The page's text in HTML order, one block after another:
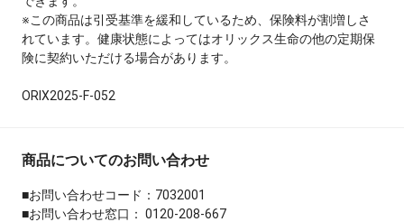
※この商品は引受基準を緩和しているため、保険料が割増しさ
れています。健康状態によってはオリックス生命の他の定期保
険に契約いただける場合があります。
ORIX2025-F-052
商品についてのお問い合わせ
■お問い合わせコード：7032001
■お問い合わせ窓口： 0120-208-667